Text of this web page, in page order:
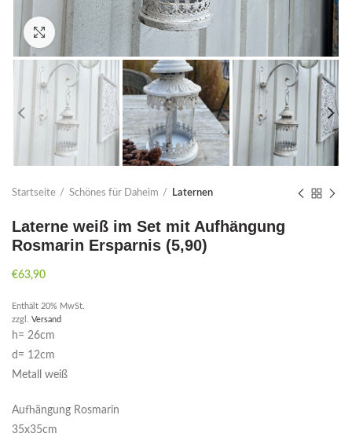
Click to enlarge
Startseite Schönes für Daheim Laternen
Laterne weiß im Set mit Aufhängung
Rosmarin Ersparnis (5,90)
€63,90
Enthält 20% MwSt.
zzgl. Versand
h= 26cm
d= 12cm
Metall weiß
Aufhängung Rosmarin
35x35cm